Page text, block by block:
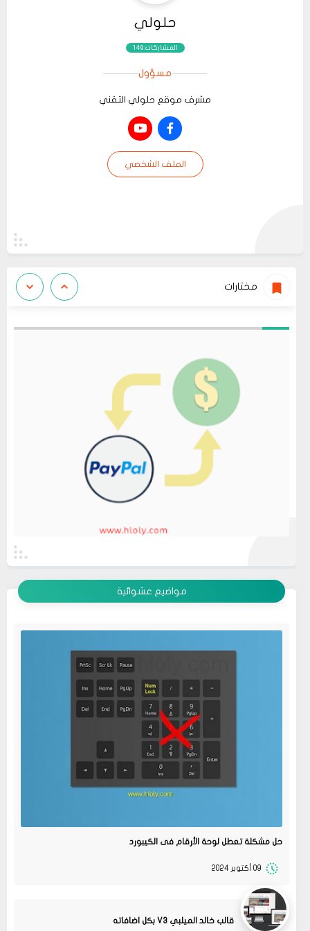
حلولي
المشاركات:149
مسؤول
مشرف موقع حلولي التقني
الملف الشخصي
مختارات
مواضيع عشوائية
حل مشكلة تعطل لوحة الأرقام فى الكيبورد
09 أكتوبر 2024
قالب خالد الميلبي V3 بكل اضافاته